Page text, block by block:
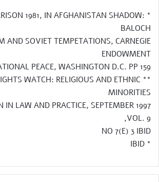
1981, IN AFGHANISTAN SHADOW:
BALOCH
AND SOVIET TEMPETATIONS, CARNEGIE
ENDOWMENT
PEACE, WASHINGTON D.C. PP 159.
WATCH: RELIGIOUS AND ETHNIC
MINORITIES
IN LAW AND PRACTICE, SEPTEMBER 1997
VOL. 9,
NO 7(E) 3 IBID
* IBID